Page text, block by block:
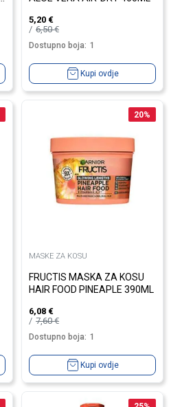
5,20 €
6,50€
Dostupno boja: 1
Kupi ovdje
20%
MASKE ZA KOSU
FRUCTIS MASKA ZA KOSU
HAIR FOOD PINEAPLE 390ML
6,08 €
7,60€
Dostupno boja: 1
Kupi ovdje